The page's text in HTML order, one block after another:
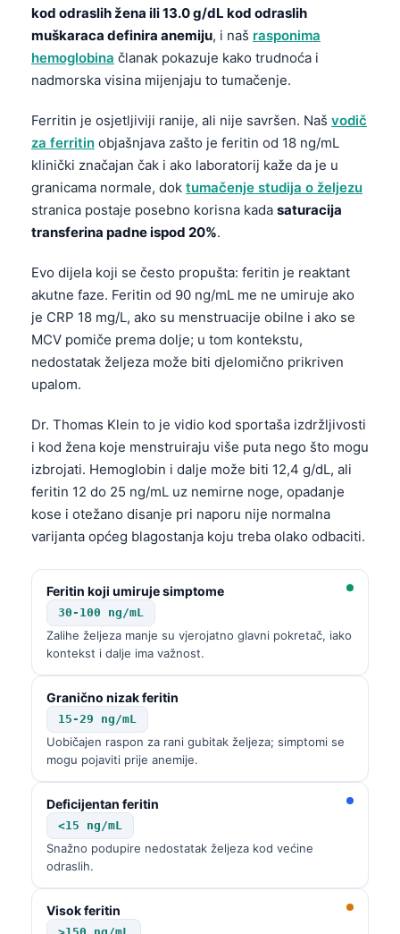
kod odraslih žena ili 13.0 g/dL kod odraslih
muškaraca definira anemiju, i naš rasponima
hemoglobina članak pokazuje kako trudnoća i
nadmorska visina mijenjaju to tumačenje.
Ferritin je osjetljiviji ranije, ali nije savršen. Naš vodič
za ferritin objašnjava zašto je feritin od 18 ng/mL
klinički značajan čak i ako laboratorij kaže da je u
granicama normale, dok tumačenje studija o željezu
stranica postaje posebno korisna kada saturacija
transferina padne ispod 20%.
Evo dijela koji se često propušta: feritin je reaktant
akutne faze. Feritin od 90 ng/mL me ne umiruje ako
je CRP 18 mg/L, ako su menstruacije obilne i ako se
MCV pomiče prema dolje; u tom kontekstu,
nedostatak željeza može biti djelomično prikriven
upalom.
Dr. Thomas Klein to je vidio kod sportaša izdržljivosti
i kod žena koje menstruiraju više puta nego što mogu
izbrojati. Hemoglobin i dalje može biti 12,4 g/dL, ali
feritin 12 do 25 ng/mL uz nemirne noge, opadanje
kose i otežano disanje pri naporu nije normalna
varijanta općeg blagostanja koju treba olako odbaciti.
Feritin koji umiruje simptome
30-100 ng/mL
Zalihe željeza manje su vjerojatno glavni pokretač, iako
kontekst i dalje ima važnost.
Granično nizak feritin
15-29 ng/mL
Uobičajen raspon za rani gubitak željeza; simptomi se
mogu pojaviti prije anemije.
Deficijentan feritin
<15 ng/mL
Snažno podupire nedostatak željeza kod većine
odraslih.
Visok feritin